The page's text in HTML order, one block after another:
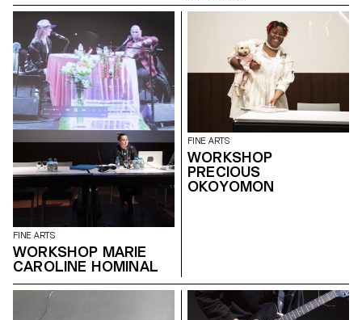
FINE ARTS
WORKSHOP MARIE
CAROLINE HOMINAL
FINE ARTS
WORKSHOP
PRECIOUS
OKOYOMON